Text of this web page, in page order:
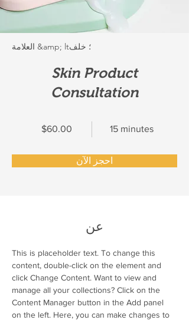
العلامة &amp; lt؛ خلف
Skin Product
Consultation
$60.00 15 minutes
احجز الآن
عن
This is placeholder text. To change this
content, double-click on the element and
click Change Content. Want to view and
manage all your collections? Click on the
Content Manager button in the Add panel
on the left. Here, you can make changes to